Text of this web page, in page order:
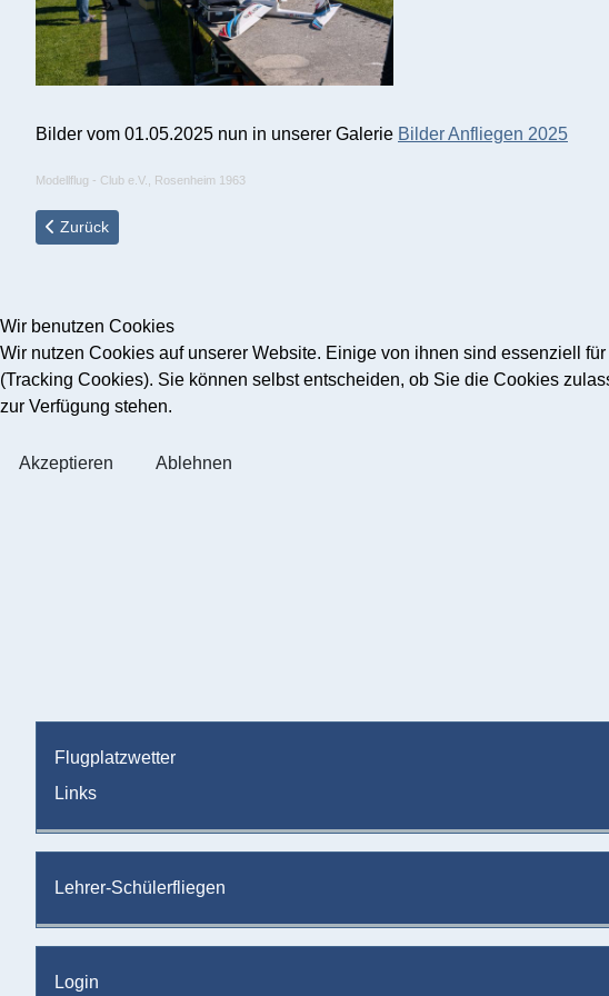
Flugplatzwetter
Links
Lehrer-Schülerfliegen
Login
Bilder vom 01.05.2025 nun in unserer Galerie Bilder Anfliegen 2025
Modellflug - Club e.V., Rosenheim 1963
Vorheriger Beitrag: Anfliegen 1.Mai 2026 - Modellflugplatz Deutelhausen
Zurück
Wir benutzen Cookies
Wir nutzen Cookies auf unserer Website. Einige von ihnen sind essenziell
(Tracking Cookies). Sie können selbst entscheiden, ob Sie die Cookies
zur Verfügung stehen.
Akzeptieren Ablehnen